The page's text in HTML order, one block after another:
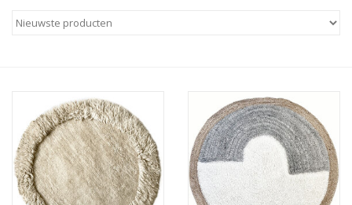
Notebooks & accessoires
Vloerkussens